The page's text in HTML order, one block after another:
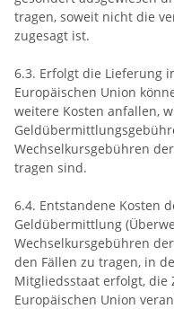
tragen, soweit nicht die
zugesagt ist.
6.3. Erfolgt die Lieferung
Europäischen Union
weitere Kosten anfallen,
Wechselkursgebühren
tragen sind.
6.4. Entstandene Kosten
Geldübermittlung
Wechselkursgebühren
den Fällen zu tragen, in
Mitgliedsstaat erfolgt,
Europäischen Union